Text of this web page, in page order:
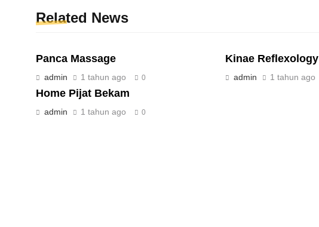
Related News
Panca Massage
admin 1 tahun ago 0
Kinae Reflexology
admin 1 tahun ago
Home Pijat Bekam
admin 1 tahun ago 0